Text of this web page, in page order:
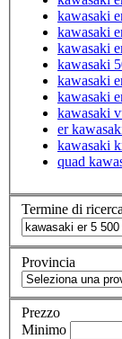
kawasaki
kawasaki
kawasaki
kawasaki
kawasaki
kawasaki
kawasaki
er
kawasaki
quad
Termine di ricerca
Provincia
Prezzo
Minimo